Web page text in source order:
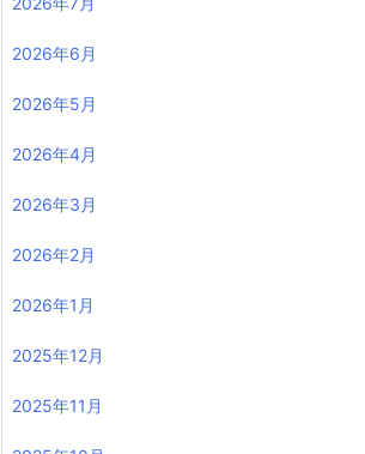
2026年6月
2026年5月
2026年4月
2026年3月
2026年2月
2026年1月
2025年12月
2025年11月